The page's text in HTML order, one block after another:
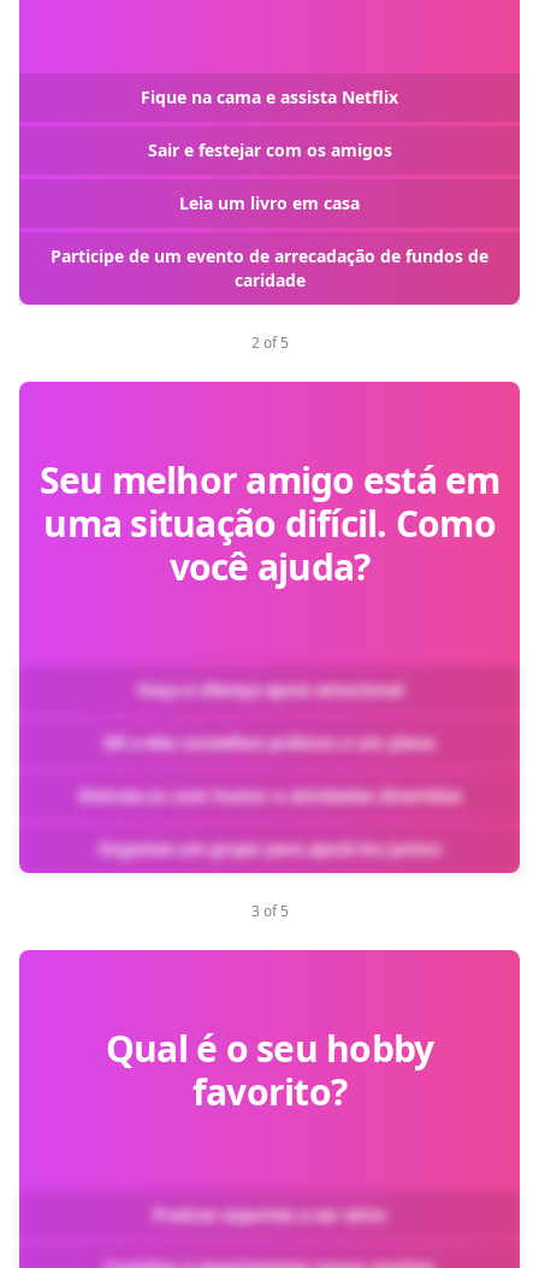
Fique na cama e assista Netflix
Sair e festejar com os amigos
Leia um livro em casa
Participe de um evento de arrecadação de fundos de
caridade
2 of 5
Seu melhor amigo está em
uma situação difícil. Como
você ajuda?
Ouça e ofereça apoio emocional
Dê a eles conselhos práticos e um plano
Distraia-os com humor e atividades divertidas
Organize um grupo para apoiá-los juntos
3 of 5
Qual é o seu hobby
favorito?
Praticar esportes e ser ativo